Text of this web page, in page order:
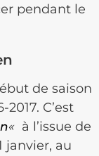
pendant le
de saison
2017. C’est
« à l’issue de
janvier, au